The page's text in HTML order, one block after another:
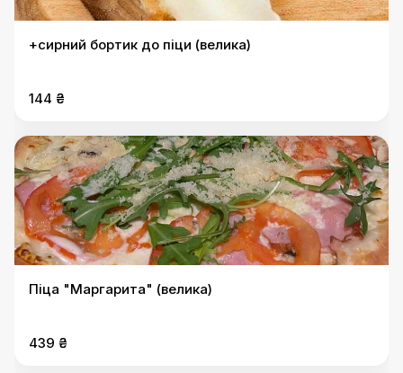
+сирний бортик до піци (велика)
144 ₴
Піца "Маргарита" (велика)
439 ₴